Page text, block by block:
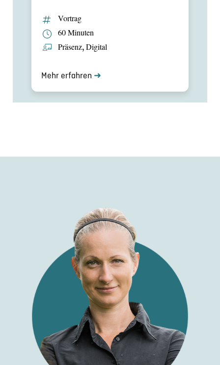
Vortrag
60 Minuten
Präsenz,Digital
Mehr erfahren ➜